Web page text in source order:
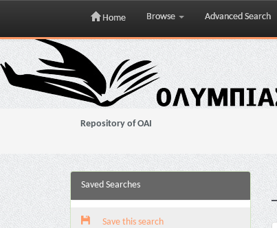
Skip
navigation
Home Browse Advanced Search
Repository of OAI
Saved Searches
Save this search